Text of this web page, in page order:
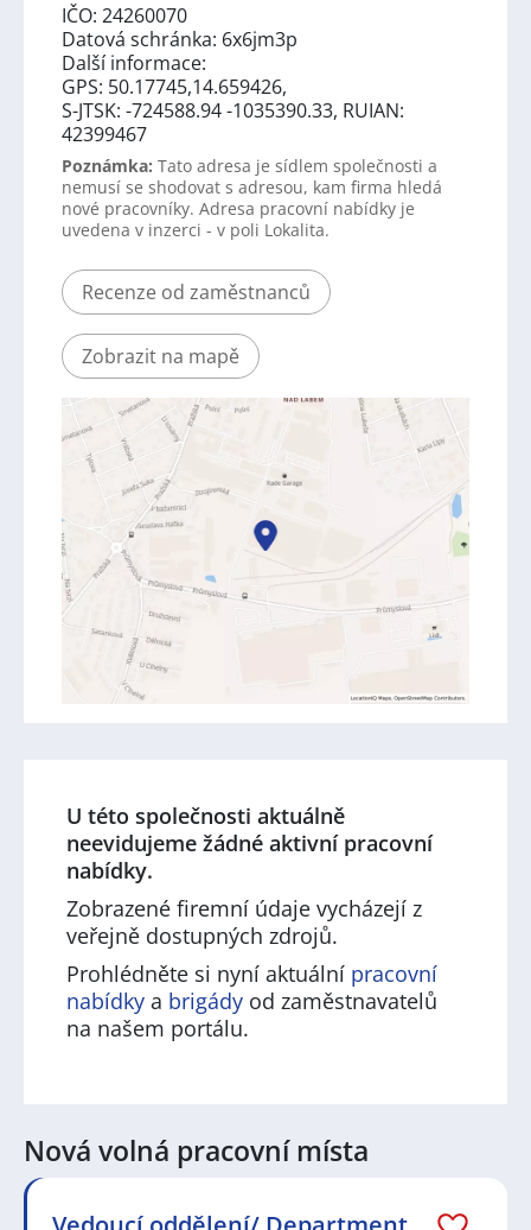
IČO: 24260070
Datová schránka: 6x6jm3p
Další informace:
GPS: 50.17745,14.659426,
S-JTSK: -724588.94 -1035390.33, RUIAN:
42399467
Poznámka: Tato adresa je sídlem společnosti a
nemusí se shodovat s adresou, kam firma hledá
nové pracovníky. Adresa pracovní nabídky je
uvedena v inzerci - v poli Lokalita.
Recenze od zaměstnanců
Zobrazit na mapě
U této společnosti aktuálně
neevidujeme žádné aktivní pracovní
nabídky.
Zobrazené firemní údaje vycházejí z
veřejně dostupných zdrojů.
Prohlédněte si nyní aktuální pracovní
nabídky a brigády od zaměstnavatelů
na našem portálu.
Nová volná pracovní místa